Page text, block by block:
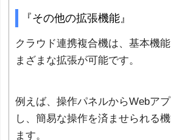
『その他の拡張機能』
クラウド連携複合機は、基本機
まざまな拡張が可能です。
例えば、操作パネルからWebア
し、簡易な操作を済ませられる
ます。